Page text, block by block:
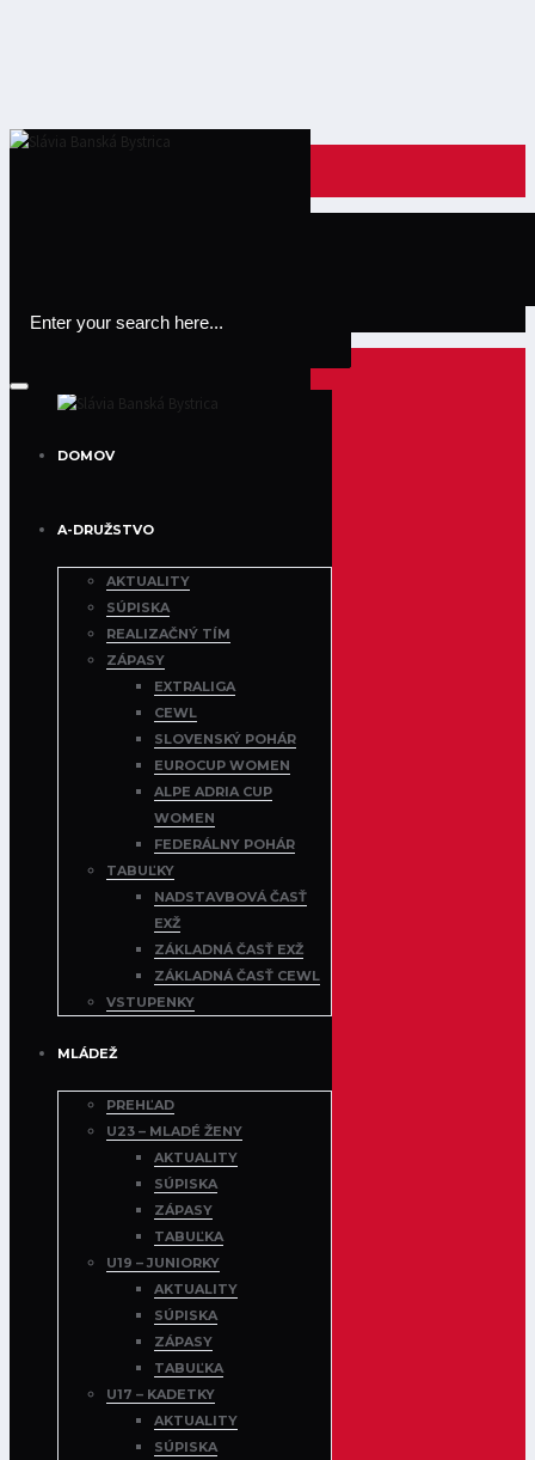
DOMOV
A-DRUŽSTVO
AKTUALITY
SÚPISKA
REALIZAČNÝ TÍM
ZÁPASY
EXTRALIGA
CEWL
SLOVENSKÝ POHÁR
EUROCUP WOMEN
ALPE ADRIA CUP
WOMEN
FEDERÁLNY POHÁR
TABUĽKY
NADSTAVBOVÁ ČASŤ
EXŽ
ZÁKLADNÁ ČASŤ EXŽ
ZÁKLADNÁ ČASŤ CEWL
VSTUPENKY
MLÁDEŽ
PREHĽAD
U23 – MLADÉ ŽENY
AKTUALITY
SÚPISKA
ZÁPASY
TABUĽKA
U19 – JUNIORKY
AKTUALITY
SÚPISKA
ZÁPASY
TABUĽKA
U17 – KADETKY
AKTUALITY
SÚPISKA